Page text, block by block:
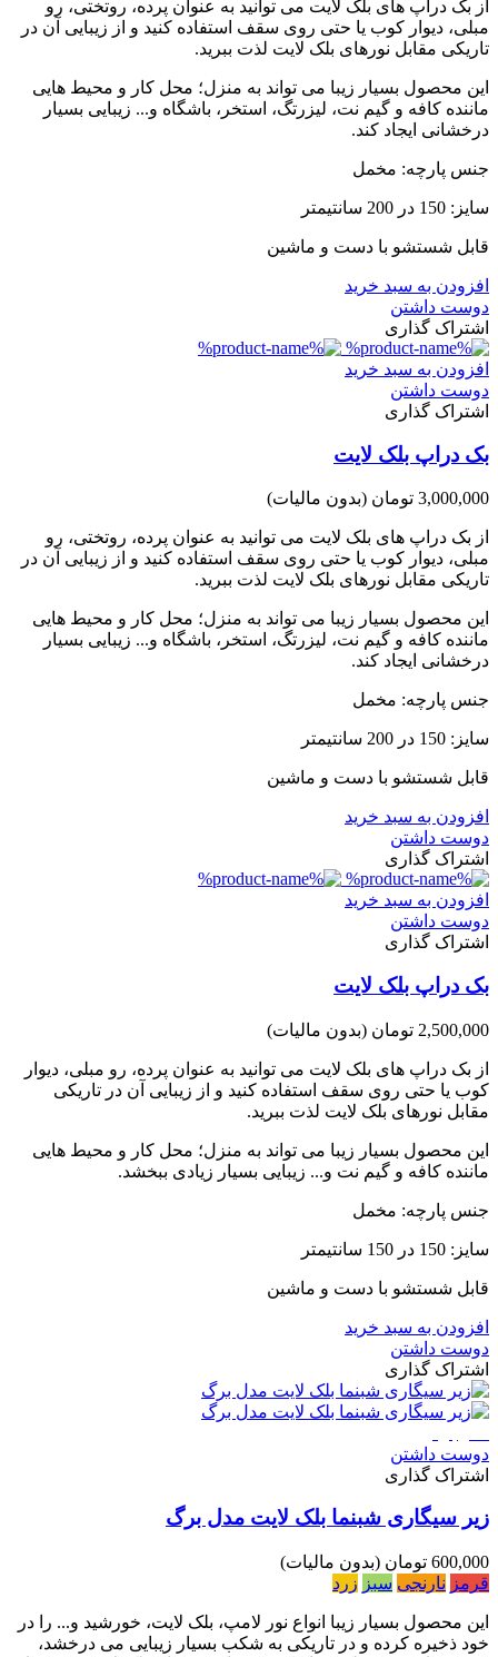
از بک دراپ های بلک لایت می توانید به عنوان پرده، روتختی، رو
مبلی، دیوار کوب یا حتی روی سقف استفاده کنید و از زیبایی آن در
تاریکی مقابل نورهای بلک لایت لذت ببرید.
این محصول بسیار زیبا می تواند به منزل؛ محل کار و محیط هایی
ماننده کافه و گیم نت، لیزرتگ، استخر، باشگاه و... زیبایی بسیار
درخشانی ایجاد کند.
جنس پارچه: مخمل
سایز: 150 در 200 سانتیمتر
قابل شستشو با دست و ماشین
افزودن به سبد خرید
دوست داشتن
اشتراک گذاری
افزودن به سبد خرید
دوست داشتن
اشتراک گذاری
بک دراپ بلک لایت
3,000,000 تومان (بدون مالیات)
از بک دراپ های بلک لایت می توانید به عنوان پرده، روتختی، رو
مبلی، دیوار کوب یا حتی روی سقف استفاده کنید و از زیبایی آن در
تاریکی مقابل نورهای بلک لایت لذت ببرید.
این محصول بسیار زیبا می تواند به منزل؛ محل کار و محیط هایی
ماننده کافه و گیم نت، لیزرتگ، استخر، باشگاه و... زیبایی بسیار
درخشانی ایجاد کند.
جنس پارچه: مخمل
سایز: 150 در 200 سانتیمتر
قابل شستشو با دست و ماشین
افزودن به سبد خرید
دوست داشتن
اشتراک گذاری
افزودن به سبد خرید
دوست داشتن
اشتراک گذاری
بک دراپ بلک لایت
2,500,000 تومان (بدون مالیات)
از بک دراپ های بلک لایت می توانید به عنوان پرده، رو مبلی، دیوار
کوب یا حتی روی سقف استفاده کنید و از زیبایی آن در تاریکی
مقابل نورهای بلک لایت لذت ببرید.
این محصول بسیار زیبا می تواند به منزل؛ محل کار و محیط هایی
ماننده کافه و گیم نت و... زیبایی بسیار زیادی ببخشد.
جنس پارچه: مخمل
سایز: 150 در 150 سانتیمتر
قابل شستشو با دست و ماشین
افزودن به سبد خرید
دوست داشتن
اشتراک گذاری
دوست داشتن
اشتراک گذاری
زیر سیگاری شبنما بلک لایت مدل برگ
600,000 تومان
(بدون مالیات)
قرمز نارنجی سبز زرد
این محصول بسیار زیبا انواع نور لامپ، بلک لایت، خورشید و... را در
خود ذخیره کرده و در تاریکی به شکب بسیار زیبایی می درخشد،